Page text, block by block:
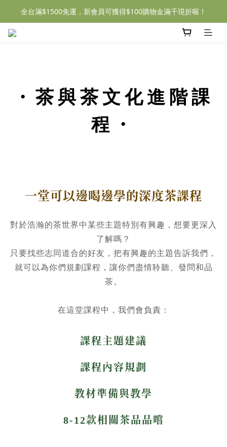
全台滿$1500免運，新會員可獲得$100購物金滿千現折喔！
・茶與茶文化進階課
程・
一堂可以邊喝邊學的深度茶課程
對於浩瀚的茶世界中某些主題特別有興趣，想要更深入
了解嗎？
只要找些志同道合的好友，把有興趣的主題告訴我們，
就可以為你們規劃課程，讓你們盡情聆聽、發問和品
茶。
在這堂課程中，我們會負責：
課程主題建議
課程內容規劃
教材準備與教學
8-12款相關茶品品嚐